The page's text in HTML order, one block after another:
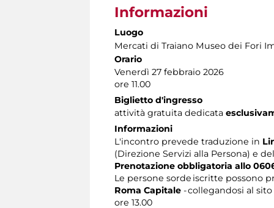
Informazioni
Luogo
Mercati di Traiano Museo dei Fori
Orario
Venerdì 27 febbraio 2026
ore 11.00
Biglietto d'ingresso
attività gratuita dedicata
Informazioni
L'incontro prevede traduzione in
(Direzione Servizi alla Persona) e
Prenotazione obbligatoria allo
Le persone sorde iscritte possono
Roma Capitale - collegandosi al sito
ore 13.00